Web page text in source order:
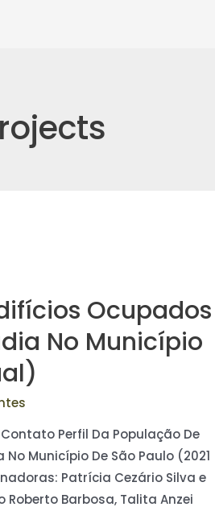
Ocupados
No Município
Perfil Da População De
Município De São Paulo (2021
Patrícia Cezário Silva e
Barbosa, Talita Anzei